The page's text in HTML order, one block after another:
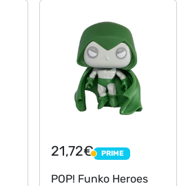
21,72€ PRIME
PRIME
POP! Funko Heroes